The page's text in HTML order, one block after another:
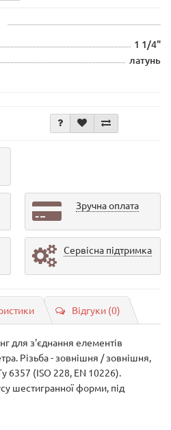
1 1/4"
латунь
Зручна оплата
Сервісна підтримка
Відгуки (0)
для з'єднання елементів
. Різьба- зовнішня / зовнішня,
6357 (ISO 228, EN 10226).
шестигранної форми, під